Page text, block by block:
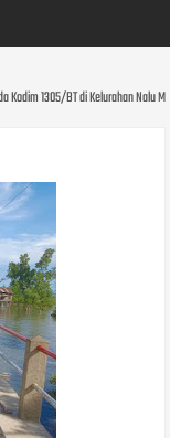
Kodim 1305/BT di Kelurahan Nalu